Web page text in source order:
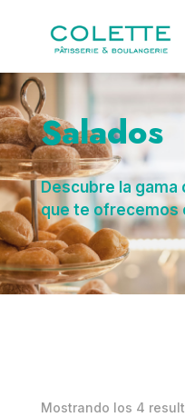
Salados
Descubre la
que te ofrecemos
Mostrando los 4